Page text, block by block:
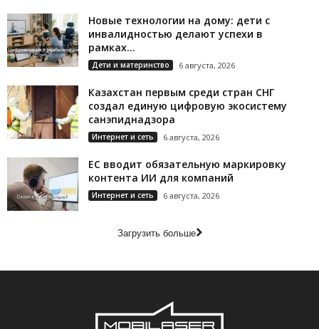
Новые технологии на дому: дети с
инвалидностью делают успехи в
рамках...
Дети и материнство 6 августа, 2026
Казахстан первым среди стран СНГ
создал единую цифровую экосистему
санэпиднадзора
Интернет и сеть 6 августа, 2026
ЕС вводит обязательную маркировку
контента ИИ для компаний
Интернет и сеть 6 августа, 2026
Загрузить больше